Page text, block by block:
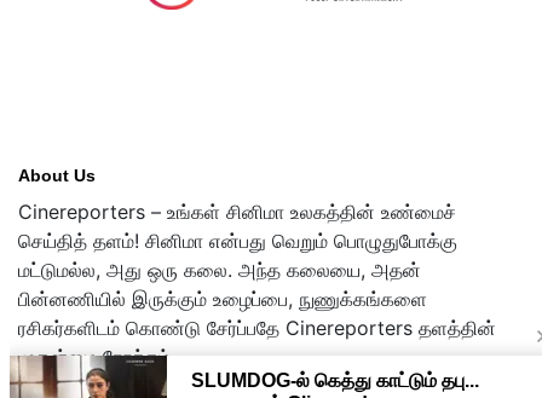
About Us
Cinereporters – உங்கள் சினிமா உலகத்தின் உண்மைச்
செய்தித் தளம்! சினிமா என்பது வெறும் பொழுதுபோக்கு
மட்டுமல்ல, அது ஒரு கலை. அந்த கலையை, அதன்
பின்னணியில் இருக்கும் உழைப்பை, நுணுக்கங்களை
ரசிகர்களிடம் கொண்டு சேர்ப்பதே Cinereporters தளத்தின்
முதன்மை நோக்கம்.